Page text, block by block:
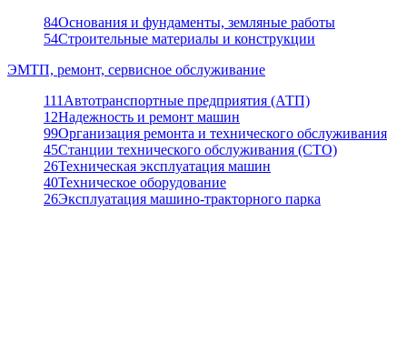
84Основания и фундаменты, земляные работы
54Строительные материалы и конструкции
ЭМТП, ремонт, сервисное обслуживание
111 Автотранспортные предприятия (АТП)
12Надежность и ремонт машин
99Организация ремонта и технического обслуживания
45Станции технического обслуживания (СТО)
26Техническая эксплуатация машин
40Техническое оборудование
26Эксплуатация машино-тракторного парка